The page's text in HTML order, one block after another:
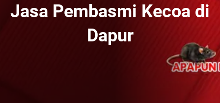
Jasa Pembasmi Kecoa di
Dapur